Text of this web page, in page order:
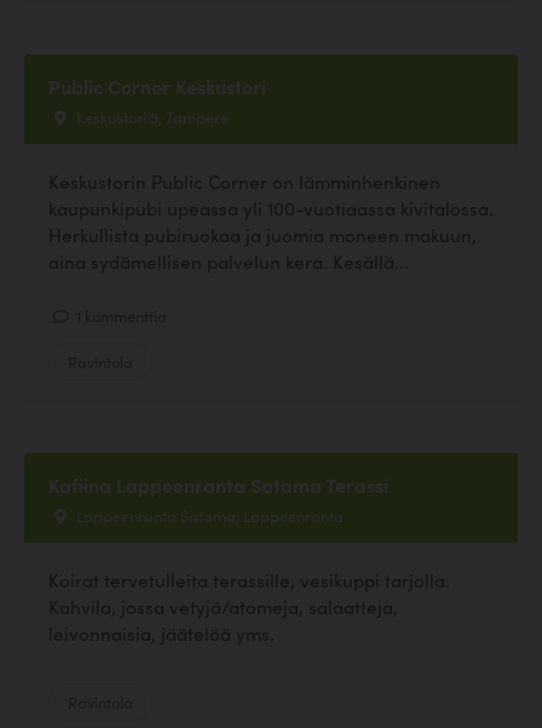
Public Corner Keskustori
Keskustori 5, Tampere
Keskustorin Public Corner on lämminhenkinen
kaupunkipubi upeassa yli 100-vuotiaassa kivitalossa.
Herkullista pubiruokaa ja juomia moneen makuun,
aina sydämellisen palvelun kera. Kesällä...
Kafiina Lappeenranta Satama Terassi
Lappeenranta Satama, Lappeenranta
Koirat tervetulleita terassille, vesikuppi tarjolla.
Kahvila, jossa vetyjä/atomeja, salaatteja,
leivonnaisia, jäätelöä yms.